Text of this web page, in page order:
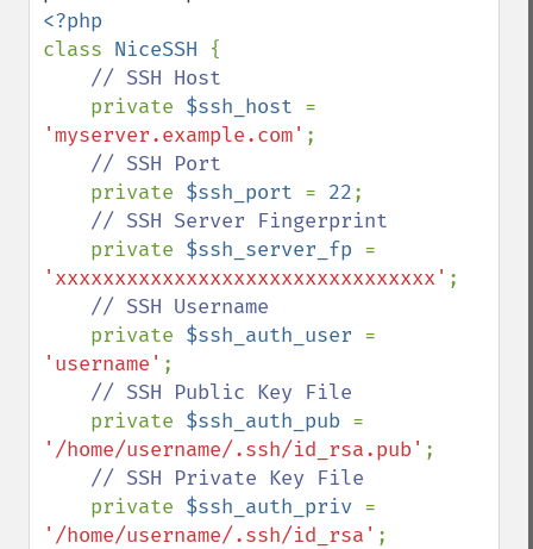
class NiceSSH {
// SSH Host
private $ssh_host
'myserver.example.com' ;
// SSH Port
private $ssh_port = 22;
// SSH Server Fingerprint
private $ssh_server_fp
'xxxxxxxxxxxxxxxxxxxxxxxxxxxxxxxx' ;
// SSH Username
private $ssh_auth_user
'username' ;
// SSH Public Key File
private $ssh_auth_pub
'/home/username/.ssh/id_rsa.pub' ;
// SSH Private Key File
private $ssh_auth_priv
'/home/username/.ssh/id_rsa' ;